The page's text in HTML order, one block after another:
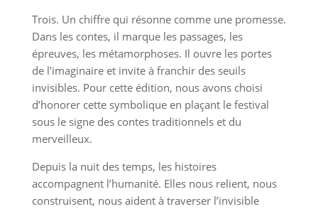
Trois. Un chiffre qui résonne comme une promesse.
Dans les contes, il marque les passages, les
épreuves, les métamorphoses. Il ouvre les portes
de l’imaginaire et invite à franchir des seuils
invisibles. Pour cette édition, nous avons choisi
d’honorer cette symbolique en plaçant le festival
sous le signe des contes traditionnels et du
merveilleux.
Depuis la nuit des temps, les histoires
accompagnent l’humanité. Elles nous relient, nous
construisent, nous aident à traverser l’invisible